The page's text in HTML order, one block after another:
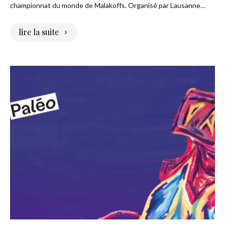
championnat du monde de Malakoffs. Organisé par Lausanne…
lire la suite